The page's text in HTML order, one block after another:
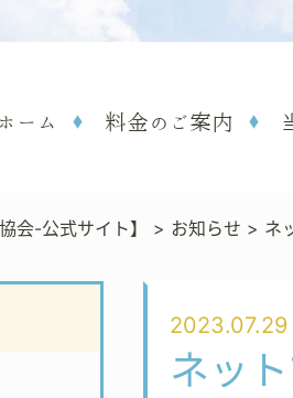
ホーム 料金のご案内
会-公式サイト】 > お知らせ > ネ
2023.07.29
ネッ